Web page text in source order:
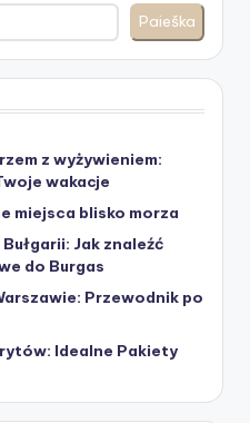
Paieška
z wyżywieniem:
wakacje
miejsca blisko morza
Jak znaleźć
do Burgas
Przewodnik po
Idealne Pakiety